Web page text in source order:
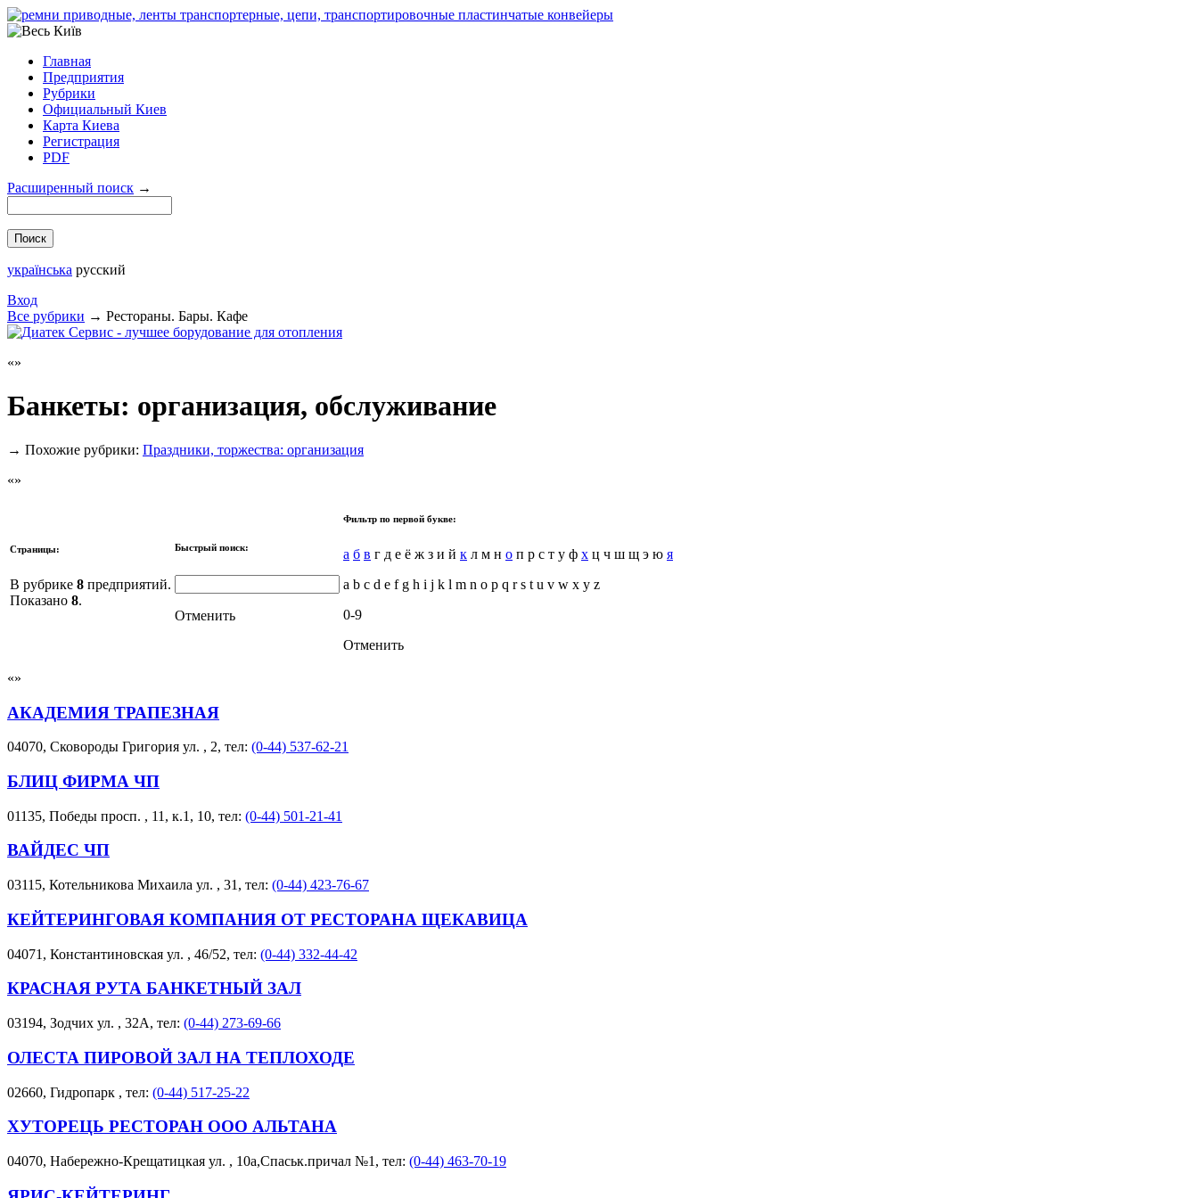
Главная
Предприятия
Рубрики
Официальный Киев
Карта Киева
Регистрация
PDF
Расширенный поиск →
українська русский
Вход
Все рубрики → Рестораны. Бары. Кафе
Банкеты: организация, обслуживание
→ Похожие рубрики: Праздники, торжества: организация
Страницы:
В рубрике 8 предприятий.
Показано 8.
Быстрый поиск:
Отменить
Фильтр по первой букве:
а б в г д е ё ж з и й к л м н о п р с т у ф х ц ч ш щ э ю я
a b c d e f g h i j k l m n o p q r s t u v w x y z
0-9
Отменить
АКАДЕМИЯ ТРАПЕЗНАЯ
04070, Сковороды Григория ул. , 2, тел: (0-44) 537-62-21
БЛИЦ ФИРМА ЧП
01135, Победы просп. , 11, к.1, 10, тел: (0-44) 501-21-41
ВАЙДЕС ЧП
03115, Котельникова Михаила ул. , 31, тел: (0-44) 423-76-67
КЕЙТЕРИНГОВАЯ КОМПАНИЯ ОТ РЕСТОРАНА ЩЕКАВИЦА
04071, Константиновская ул. , 46/52, тел: (0-44) 332-44-42
КРАСНАЯ РУТА БАНКЕТНЫЙ ЗАЛ
03194, Зодчих ул. , 32А, тел: (0-44) 273-69-66
ОЛЕСТА ПИРОВОЙ ЗАЛ НА ТЕПЛОХОДЕ
02660, Гидропарк , тел: (0-44) 517-25-22
ХУТОРЕЦЬ РЕСТОРАН ООО АЛЬТАНА
04070, Набережно-Крещатицкая ул. , 10а,Спаськ.причал №1, тел: (0-44) 463-70-19